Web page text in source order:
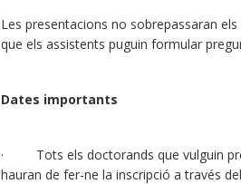
Les presentacions no sobrepassaran
que els assistents puguin formular
Dates importants
· Tots els doctorands que vulguin
hauran de fer-ne la inscripció a través del